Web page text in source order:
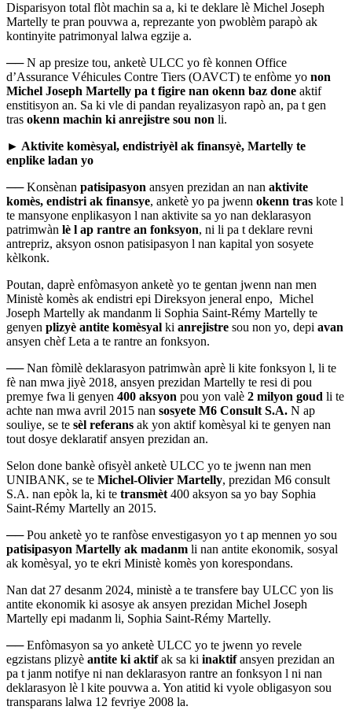
Disparisyon total flòt machin sa a, ki te deklare lè Michel Joseph
Martelly te pran pouvwa a, reprezante yon pwoblèm parapò ak
kontinyite patrimonyal lalwa egzije a.
──N ap presize tou, anketè ULCC yo fè konnen Office
d’Assurance Véhicules Contre Tiers (OAVCT) te enfòme yo non
Michel Joseph Martelly pa t figire nan okenn baz done aktif
enstitisyon an. Sa ki vle di pandan reyalizasyon rapò an, pa t gen
tras okenn machin ki anrejistre sou non li.
► Aktivite komèsyal, endistriyèl ak finansyè, Martelly te
enplike ladan yo
──Konsènan patisipasyon ansyen prezidan an nan aktivite
komès, endistri ak finansye, anketè yo pa jwenn okenn tras kote l
te mansyone enplikasyon l nan aktivite sa yo nan deklarasyon
patrimwàn lè l ap rantre an fonksyon, ni li pa t deklare revni
antrepriz, aksyon osnon patisipasyon l nan kapital yon sosyete
kèlkonk.
Poutan, daprè enfòmasyon anketè yo te gentan jwenn nan men
Ministè komès ak endistri epi Direksyon jeneral enpo, Michel
Joseph Martelly ak mandanm li Sophia Saint-Rémy Martelly te
genyen plizyè antite komèsyal ki anrejistre sou non yo, depi avan
ansyen chèf Leta a te rantre an fonksyon.
──Nan fòmilè deklarasyon patrimwàn aprè li kite fonksyon l, li te
fè nan mwa jiyè 2018, ansyen prezidan Martelly te resi di pou
premye fwa li genyen 400 aksyon pou yon valè 2 milyon goud li te
achte nan mwa avril 2015 nan sosyete M6 Consult S.A. N ap
souliye, se te sèl referans ak yon aktif komèsyal ki te genyen nan
tout dosye deklaratif ansyen prezidan an.
Selon done bankè ofisyèl anketè ULCC yo te jwenn nan men
UNIBANK, se te Michel-Olivier Martelly, prezidan M6 consult
S.A. nan epòk la, ki te transmèt400 aksyon sa yo bay Sophia
Saint-Rémy Martelly an 2015.
──Pou anketè yo te ranfòse envestigasyon yo t ap mennen yo sou
patisipasyon Martelly ak madanm li nan antite ekonomik, sosyal
ak komèsyal, yo te ekri Ministè komès yon korespondans.
Nan dat 27 desanm 2024, ministè a te transfere bay ULCC yon lis
antite ekonomik ki asosye ak ansyen prezidan Michel Joseph
Martelly epi madanm li, Sophia Saint-Rémy Martelly.
──Enfòmasyon sa yo anketè ULCC yo te jwenn yo revele
egzistans plizyè antite ki aktifak sa ki inaktifansyen prezidan an
pa t janm notifye ni nan deklarasyon rantre an fonksyon l ni nan
deklarasyon lè l kite pouvwa a. Yon atitid ki vyole obligasyon sou
transparans lalwa 12 fevriye 2008 la.